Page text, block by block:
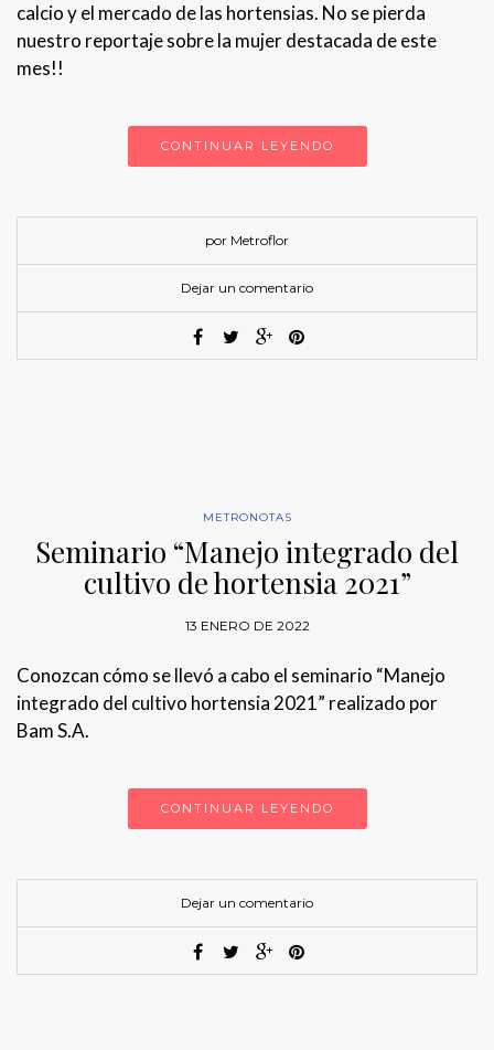
calcio y el mercado de las hortensias. No se pierda
nuestro reportaje sobre la mujer destacada de este
mes!!
CONTINUAR LEYENDO
por Metroflor
Dejar un comentario
METRONOTAS
Seminario “Manejo integrado del
cultivo de hortensia 2021”
13 ENERO DE 2022
Conozcan cómo se llevó a cabo el seminario “Manejo
integrado del cultivo hortensia 2021” realizado por
Bam S.A.
CONTINUAR LEYENDO
Dejar un comentario